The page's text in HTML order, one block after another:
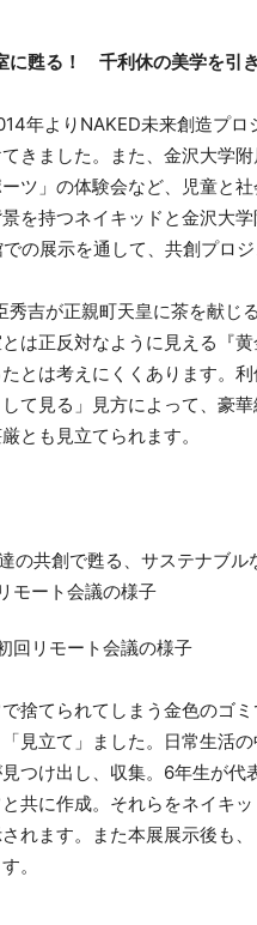
に甦る！ 千利休の美学を引
年よりNAKED未来創造プ
きました。また、金沢大学
ツ」の体験会など、児童と
を持つネイキッドと金沢大
の展示を通して、共創プロジ
吉が正親町天皇に茶を献じ
は正反対なように見える『
とは考えにくくあります。
て見る」見方によって、豪
とも見立てられます。
回リモート会議の様子
捨てられてしまう金色のゴ
見立て」ました。日常生活
つけ出し、収集。6年生が
共に作成。それらをネイキ
れます。また本展展示後も
。